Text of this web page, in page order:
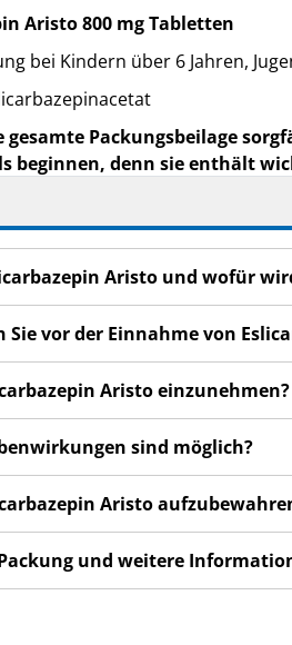
Aristo 800 mg Tabletten
bei Kindern über 6 Jahren,
gesamte Packungsbeilage
beginnen, denn sie enthält
die Packungsbeilage auf.
weitere Fragen haben, wenden
wurde Ihnen
Menschen schaden, auch wenn
Nebenwirkungen bemerken,
die nicht in dieser
Aristo und wofür
Sie vor der Einnahme von
Aristo einzunehmen?
sind möglich?
Aristo
und weitere